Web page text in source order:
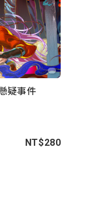
疑事件
NT$280